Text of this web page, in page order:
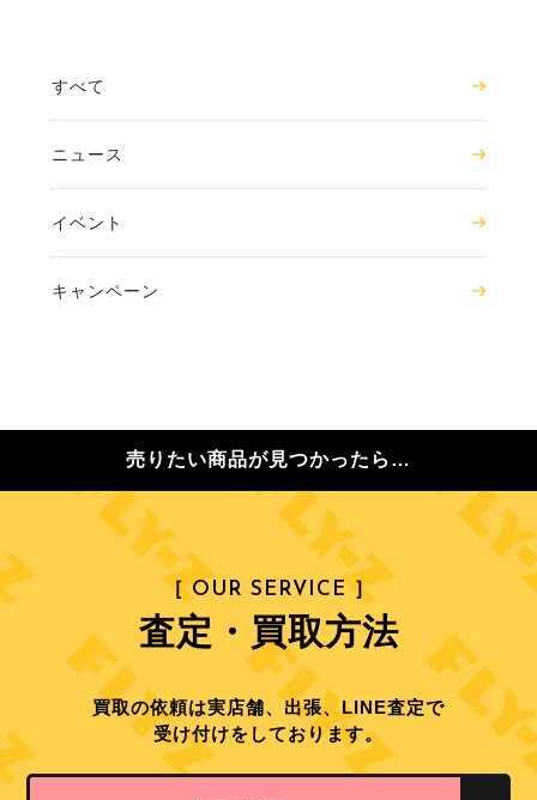
すべて
ニュース
イベント
キャンペーン
売りたい商品が見つかったら…
［ OUR SERVICE ］
査定・買取方法
買取の依頼は実店舗、出張、LINE査定で
受け付けをしております。